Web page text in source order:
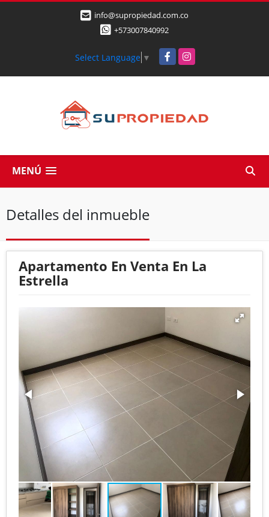
info@supropiedad.com.co
+573007840992
Select Language ▼ FacebookInstagram
MENÚ
Detalles del inmueble
Apartamento En Venta En La
Estrella